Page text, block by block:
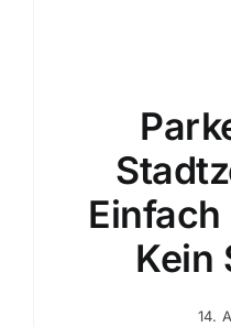
Einfach
Kein
14.